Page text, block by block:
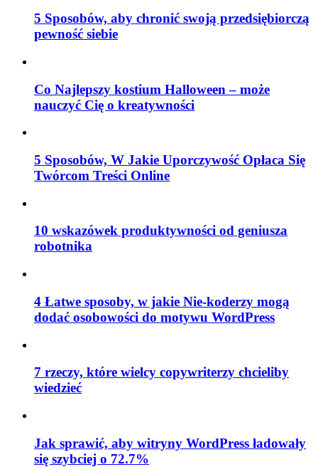
5 Sposobów, aby chronić swoją przedsiębiorczą
pewność siebie
Co Najlepszy kostium Halloween – może
nauczyć Cię o kreatywności
5 Sposobów, W Jakie Uporczywość Opłaca Się
Twórcom Treści Online
10 wskazówek produktywności od geniusza
robotnika
4 Łatwe sposoby, w jakie Nie-koderzy mogą
dodać osobowości do motywu WordPress
7 rzeczy, które wielcy copywriterzy chcieliby
wiedzieć
Jak sprawić, aby witryny WordPress ładowały
się szybciej o 72.7%